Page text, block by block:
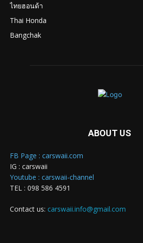
ไทยฮอนด้า
Thai Honda
Bangchak
ABOUT US
FB Page : carswaii.com
IG : carswaii
Youtube : carswaii-channel
TEL : 098 586 4591
Contact us: carswaii.info@gmail.com